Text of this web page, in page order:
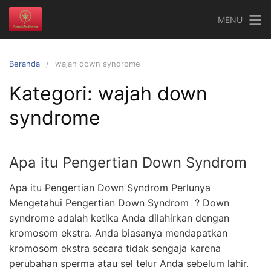
Langsung
konten
MENU
Beranda wajah down syndrome
Kategori: wajah down
syndrome
Apa itu Pengertian Down Syndrom
Apa itu Pengertian Down Syndrom Perlunya
Mengetahui Pengertian Down Syndrom ? Down
syndrome adalah ketika Anda dilahirkan dengan
kromosom ekstra. Anda biasanya mendapatkan
kromosom ekstra secara tidak sengaja karena
perubahan sperma atau sel telur Anda sebelum lahir.